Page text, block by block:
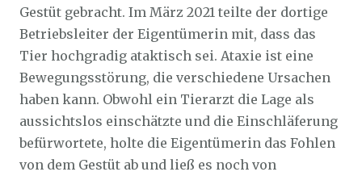
Gestüt gebracht. Im März 2021 teilte der dortige
Betriebsleiter der Eigentümerin mit, dass das
Tier hochgradig ataktisch sei. Ataxie ist eine
Bewegungsstörung, die verschiedene Ursachen
haben kann. Obwohl ein Tierarzt die Lage als
aussichtslos einschätzte und die Einschläferung
befürwortete, holte die Eigentümerin das Fohlen
von dem Gestüt ab und ließ es noch von